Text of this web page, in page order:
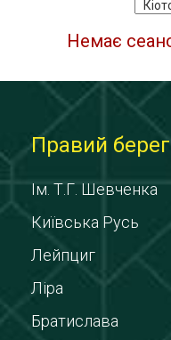
Немає
Правий берег
Ім. Т.Г. Шевченка
Київська Русь
Лейпциг
Ліра
Братислава